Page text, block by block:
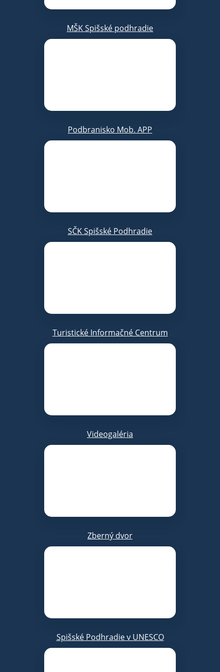
MŠK Spišské podhradie
Podbranisko Mob. APP
SČK Spišské Podhradie
Turistické Informačné Centrum
Videogaléria
Zberný dvor
Spišské Podhradie v UNESCO